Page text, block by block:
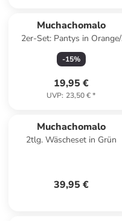
Muchachomalo
2er-Set: Pantys in Orange/
Lila
-15%
19,95 €
UVP: 23,50 €*
Muchachomalo
2tlg. Wäscheset in Grün
39,95 €